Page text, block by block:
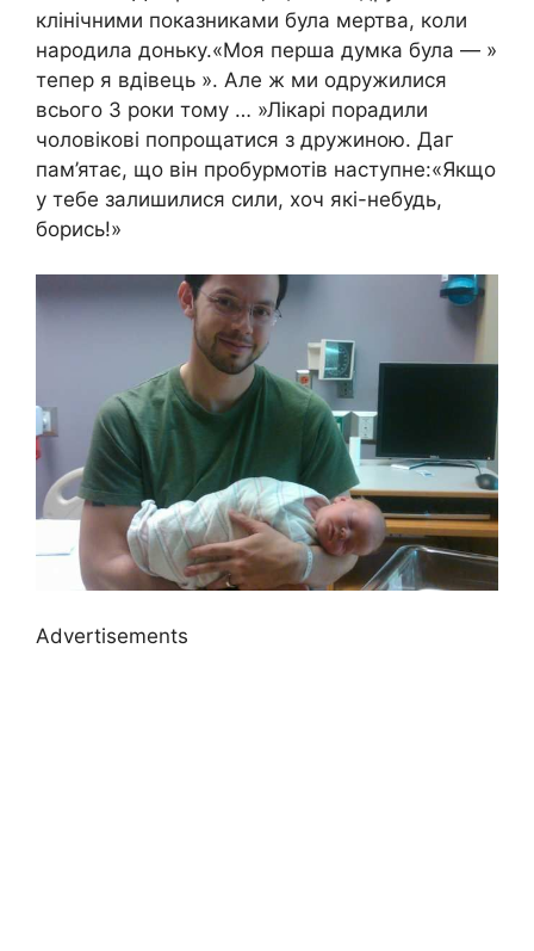
клінічними показниками була мертва, коли
народила доньку.«Моя перша думка була — »
тепер я вдівець ». Але ж ми одружилися
всього 3 роки тому … »Лікарі порадили
чоловікові попрощатися з дружиною. Даг
пам’ятає, що він пробурмотів наступне:«Якщо
у тебе залишилися сили, хоч які-небудь,
борись!»
Advertisements